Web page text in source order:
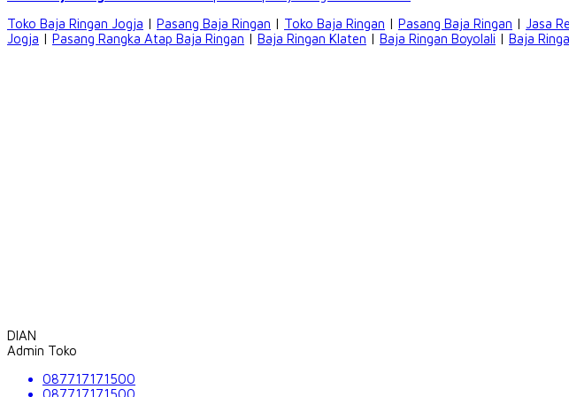
Toko Baja Ringan Jogja | Pasang Baja Ringan | Toko Baja Ringan | Pasang Baja Ringan | Jasa
Jogja | Pasang Rangka Atap Baja Ringan | Baja Ringan Klaten | Baja Ringan Boyolali | Baja
DIAN
Admin Toko
087717171500
087717171500